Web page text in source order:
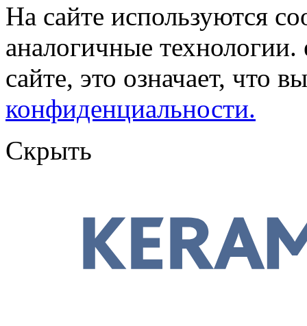
На сайте используются
аналогичные
сайте, это означает, что
конфиденциальности.
Скрыть